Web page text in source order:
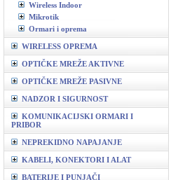
Wireless Indoor
Mikrotik
Ormari i oprema
WIRELESS OPREMA
OPTIČKE MREŽE AKTIVNE
OPTIČKE MREŽE PASIVNE
NADZOR I SIGURNOST
KOMUNIKACIJSKI ORMARI I
PRIBOR
NEPREKIDNO NAPAJANJE
KABELI, KONEKTORI I ALAT
BATERIJE I PUNJAČI